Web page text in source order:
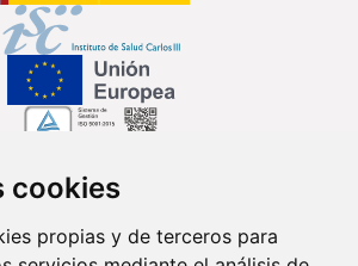
cookies
propias y de terceros para
Síguenos en...